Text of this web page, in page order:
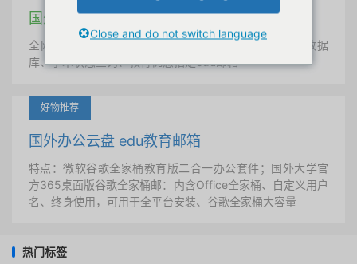
国外学术美国 edu教育邮箱
全网唯一首发、自定义用户名、终身使用、学术文献数据
库、学术状态查询、教育优惠指定edu邮箱
好物推荐
国外办公云盘 edu教育邮箱
特点：微软谷歌全家桶教育版二合一办公套件；国外大学官
方365桌面版谷歌全家桶邮：内含Office全家桶、自定义用户
名、终身使用，可用于全平台安装、谷歌全家桶大容量
热门标签
Close and do not switch language